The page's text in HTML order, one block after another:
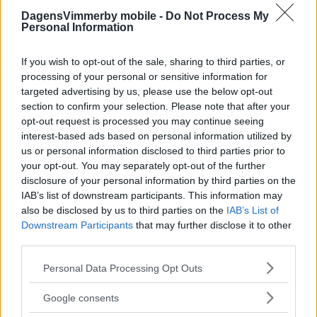
DagensVimmerby mobile - Do Not Process My
Personal Information
If you wish to opt-out of the sale, sharing to third parties, or
processing of your personal or sensitive information for
targeted advertising by us, please use the below opt-out
section to confirm your selection. Please note that after your
opt-out request is processed you may continue seeing
interest-based ads based on personal information utilized by
us or personal information disclosed to third parties prior to
your opt-out. You may separately opt-out of the further
disclosure of your personal information by third parties on the
IAB’s list of downstream participants. This information may
also be disclosed by us to third parties on the IAB’s List of
Downstream Participants that may further disclose it to other
Please note that this website/app uses one or more Google
not limited to your visit or usage behaviour. You may click to
Personal Data Processing Opt Outs
Google consents
Milstolpe för Hultström – passerat 200
SHL-poäng
ISHOCKEY 22 februari 2023 11.30
Annons:
Hultström presenterad för ny klubb –
skrivit på fyraårsavtal
ISHOCKEY 04 maj 2022 14.09